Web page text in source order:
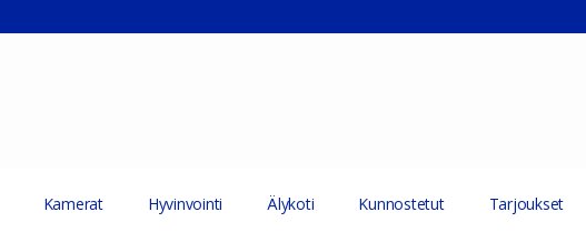
Kamerat Hyvinvointi Älykoti Kunnostetut Tarjoukset